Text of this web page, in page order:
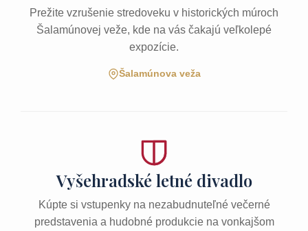
Prežite vzrušenie stredoveku v historických múroch
Šalamúnovej veže, kde na vás čakajú veľkolepé
expozície.
Šalamúnova veža
Vyšehradské letné divadlo
Kúpte si vstupenky na nezabudnuteľné večerné
predstavenia a hudobné produkcie na vonkajšom